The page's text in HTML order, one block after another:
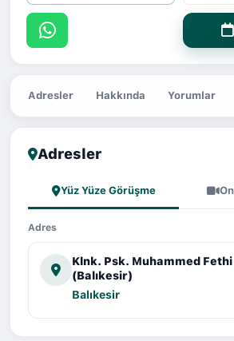
Adresler Hakkında Yorumlar
Adresler
Yüz Yüze Görüşme
Adres
Klnk. Psk. Muhammed
(Balıkesir)
Balıkesir